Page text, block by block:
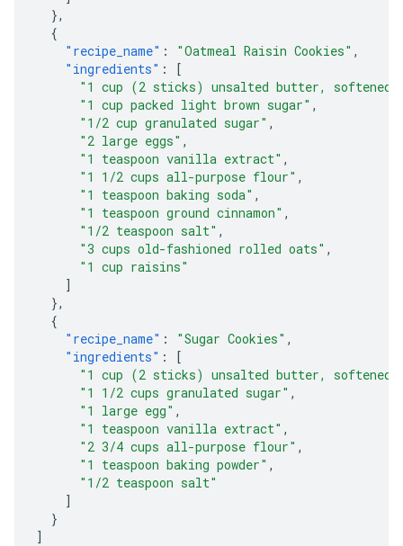
},
{
"recipe_name" : "Oatmeal Raisin Cookies" ,
"ingredients" :
[
"1 cup (2 sticks) unsalted butter, softened"
"1 cup packed light brown sugar" ,
"1/2 cup granulated sugar" ,
"2 large eggs" ,
"1 teaspoon vanilla extract" ,
"1 1/2 cups all-purpose flour" ,
"1 teaspoon baking soda" ,
"1 teaspoon ground cinnamon" ,
"1/2 teaspoon salt" ,
"3 cups old-fashioned rolled oats" ,
"1 cup raisins"
]
},
{
"recipe_name" : "Sugar Cookies" ,
"ingredients" :
[
"1 cup (2 sticks) unsalted butter, softened"
"1 1/2 cups granulated sugar" ,
"1 large egg" ,
"1 teaspoon vanilla extract" ,
"2 3/4 cups all-purpose flour" ,
"1 teaspoon baking powder" ,
"1/2 teaspoon salt"
]
}
]